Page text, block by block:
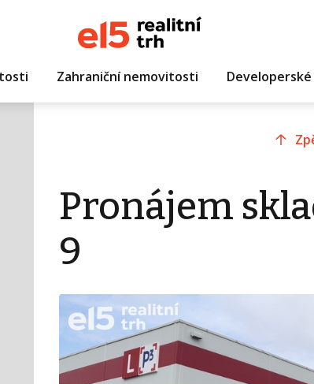
Zahraniční nemovitosti
Pronájem
9